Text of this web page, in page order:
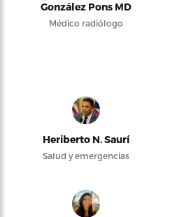
González Pons MD
Médico radiólogo
Heriberto N. Saurí
Salud y emergencias